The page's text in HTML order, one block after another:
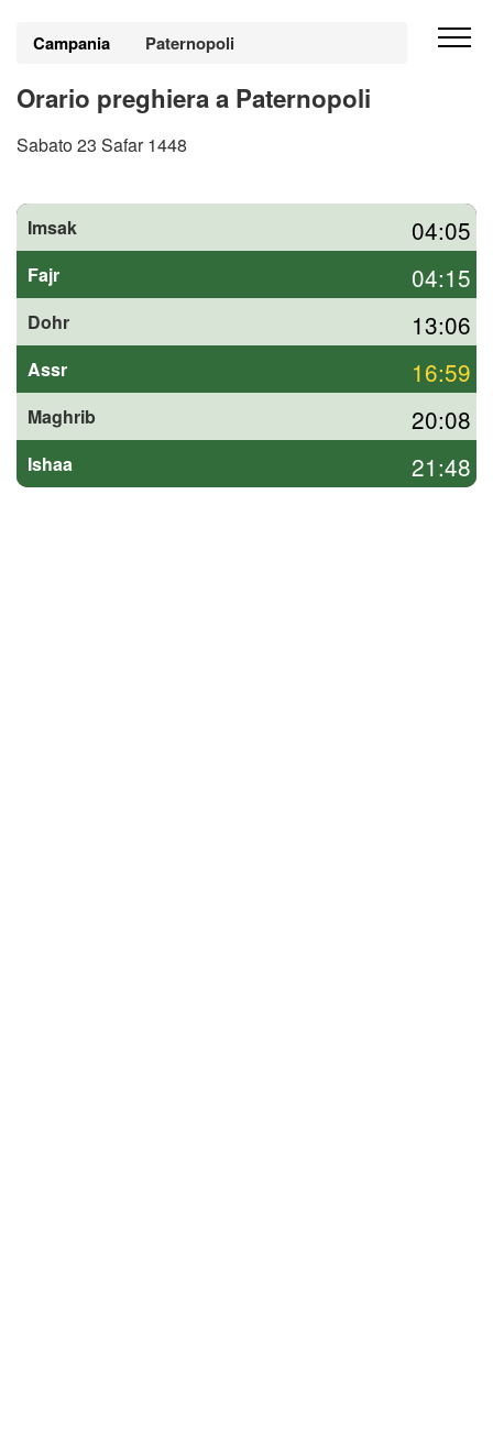
Campania Paternopoli
Orario preghiera a Paternopoli
Sabato 23 Safar 1448
Imsak 04:05
Fajr 04:15
Dohr 13:06
Assr 16:59
Maghrib 20:08
Ishaa 21:48